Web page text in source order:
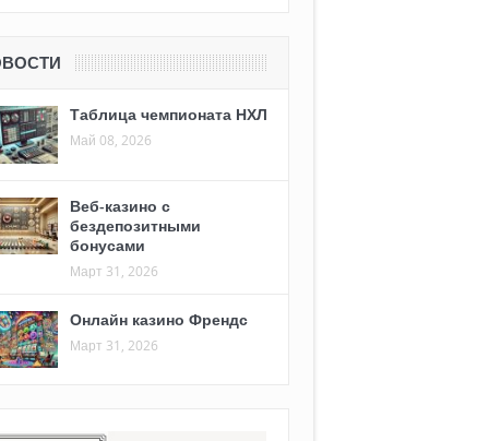
Таблица чемпионата НХЛ
Май 08, 2026
Веб-казино с
бездепозитными
бонусами
Март 31, 2026
Онлайн казино Френдс
Март 31, 2026